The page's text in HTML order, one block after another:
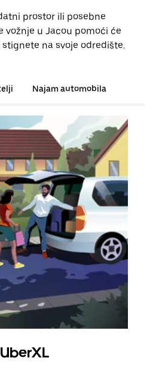
prostor ili posebne
vožnje u Jacou pomoći će
na svoje odredište.
Najam automobila